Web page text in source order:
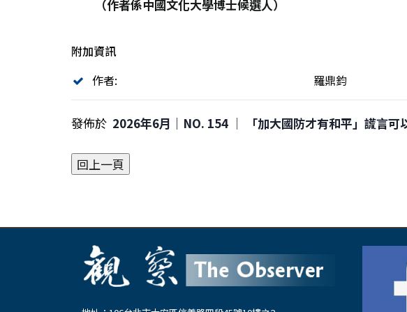
（作者係中國文化大學博士候選人）
附加資訊
作者:
羅鼎鈞
發佈於 2026年6月｜NO. 154 │ 「加大國防才有和平」謊言可